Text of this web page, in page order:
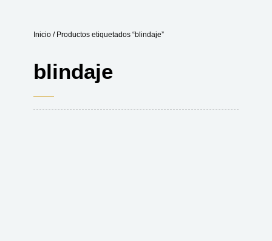
Inicio / Productos etiquetados “blindaje”
blindaje